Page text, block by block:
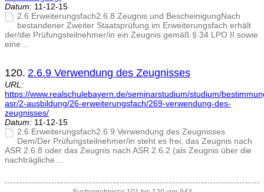
Datum: 11-12-15
2.6 Erweiterungsfach2.6.8 Zeugnis und BescheinigungNach
bestandener Zweiter Staatsprüfung im Erweiterungsfach erhält
der/die Prüfungsteilnehmer/in ein Zeugnis gemäß § 34 LPO II sowie
eine…
120. 2.6.9 Verwendung des Zeugnisses
URL:
https://www.realschulebayern.de/seminarstudium/studium/
asr/2-ausbildung/26-erweiterungsfach/269-verwendung-des-
zeugnisses/
Datum: 11-12-15
2.6 Erweiterungsfach2.6.9 Verwendung des Zeugnisses
Dem/Der Prüfungsteilnehmer/in steht es frei, das Zeugnis nach
ASR 2.6.8 oder das Zeugnis nach ASR 2.6.2 (als Zeugnis über die
nachträgliche…